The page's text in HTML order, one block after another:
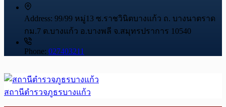
Address: 99/99 หมู่13 ซ.ราชวินิตบางแก้ว ถ. บางนาตราด
กม.7 ต.บางแก้ว อ.บางพลี จ.สมุทรปราการ 10540
Phone: 027403211
สถานีตำรวจภูธรบางแก้ว